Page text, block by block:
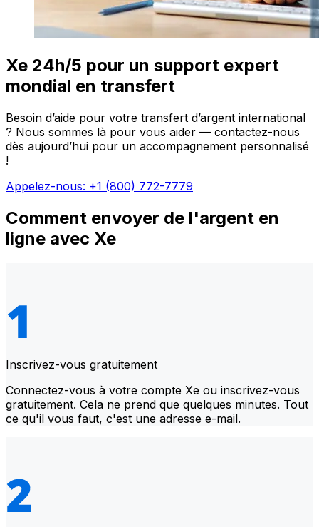
Xe 24h/5 pour un support expert
mondial en transfert
Besoin d’aide pour votre transfert d’argent international
? Nous sommes là pour vous aider — contactez-nous
dès aujourd’hui pour un accompagnement personnalisé
!
Appelez-nous: +1 (800) 772-7779
Comment envoyer de l'argent en
ligne avec Xe
Inscrivez-vous gratuitement
Connectez-vous à votre compte Xe ou inscrivez-vous
gratuitement. Cela ne prend que quelques minutes. Tout
ce qu'il vous faut, c'est une adresse e-mail.